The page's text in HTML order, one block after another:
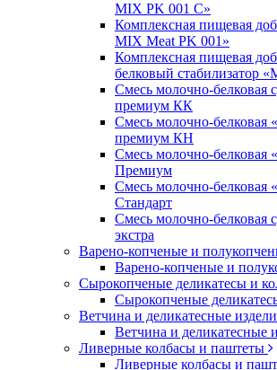
MIX PK 001 С»
Комплексная пищевая
MIX Meat PK 001»
Комплексная пищевая
белковый стабилизатор
Смесь молочно-белковая
премиум КК
Смесь молочно-белковая
премиум КН
Смесь молочно-белковая
Премиум
Смесь молочно-белковая
Стандарт
Смесь молочно-белковая
экстра
Варено-копченые и
Варено-копченые и
Сырокопченые деликатесы и
Сырокопченые
Ветчина и деликатесные
Ветчина и деликатесные
Ливерные колбасы и паштеты
Ливерные колбасы и